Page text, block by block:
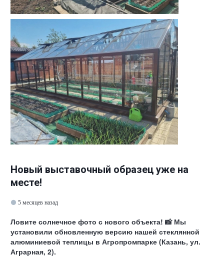
Новый выставочный образец уже на
месте!
5 месяцев назад
Ловите солнечное фото с нового объекта! 📸 Мы
установили обновленную версию нашей стеклянной
алюминиевой теплицы в Агропромпарке (Казань, ул.
Аграрная, 2).